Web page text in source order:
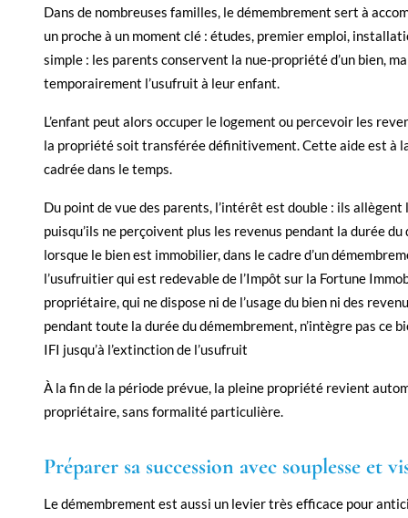
Dans de nombreuses familles, le démembrement sert à
un proche à un moment clé : études, premier emploi,
simple : les parents conservent la nue-propriété d’un bien,
temporairement l’usufruit à leur enfant.
L’enfant peut alors occuper le logement ou percevoir les
la propriété soit transférée définitivement. Cette aide est à
cadrée dans le temps.
Du point de vue des parents, l’intérêt est double : ils
puisqu’ils ne perçoivent plus les revenus pendant la durée
lorsque le bien est immobilier, dans le cadre d’un
l’usufruitier qui est redevable de l’Impôt sur la Fortune
propriétaire, qui ne dispose ni de l’usage du bien ni des
pendant toute la durée du démembrement, n’intègre pas ce
IFI jusqu’à l’extinction de l’usufruit
À la fin de la période prévue, la pleine propriété revient
propriétaire, sans formalité particulière.
Préparer sa succession avec souplesse et
Le démembrement est aussi un levier très efficace pour